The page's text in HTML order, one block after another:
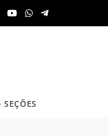
SEÇÕES